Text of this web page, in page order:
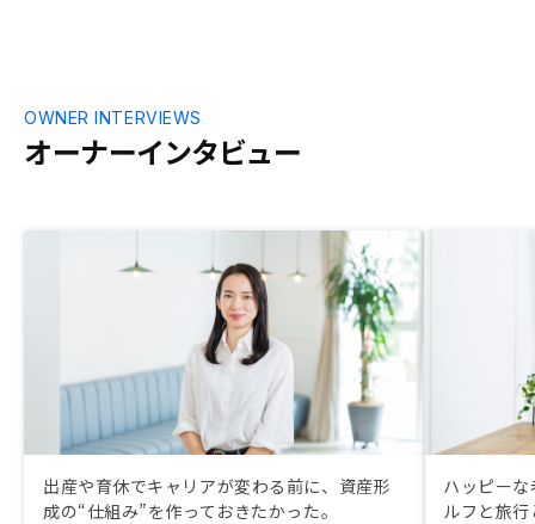
オーナーインタビュー
OWNER INTERVIEWS
出産や育休でキャリアが変わる前に、資産形
成の“仕組み”を作っておきたかった。
ハッピー
ルフと旅